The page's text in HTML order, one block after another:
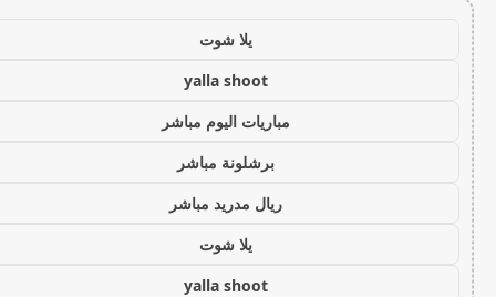
يلا شوت
yalla shoot
مباريات اليوم مباشر
برشلونة مباشر
ريال مدريد مباشر
يلا شوت
yalla shoot